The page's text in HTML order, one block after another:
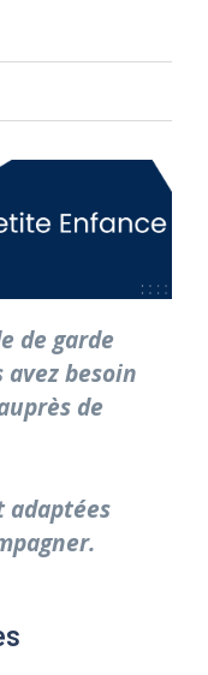
de garde
besoin
de
adaptées